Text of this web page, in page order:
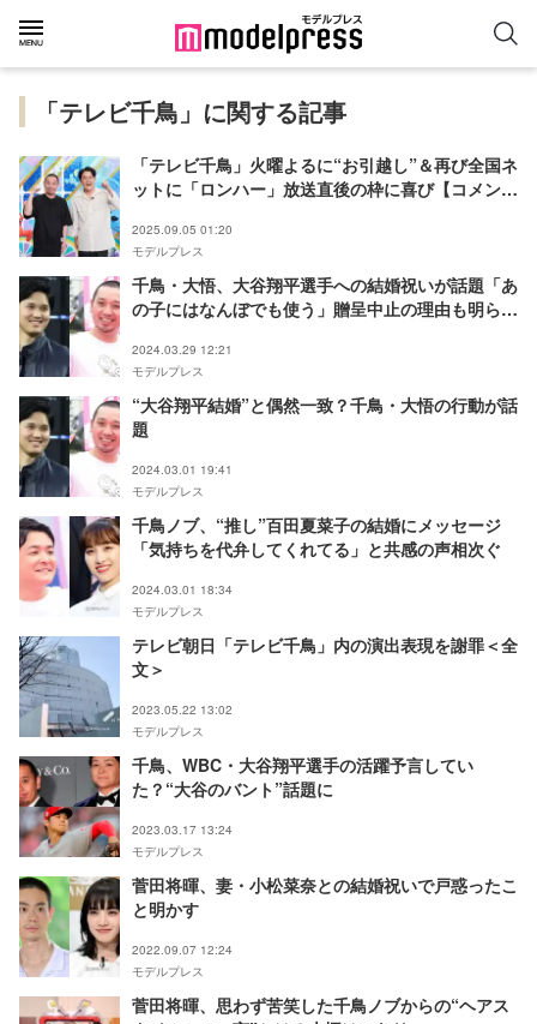
「テレビ千鳥」に関する記事
「テレビ千鳥」火曜よるに“お引越し”＆再び全国ネ
ットに「ロンハー」放送直後の枠に喜び【コメン
2025.09.05 01:20
モデルプレス
千鳥・大悟、大谷翔平選手への結婚祝いが話題「あ
の子にはなんぼでも使う」贈呈中止の理由も明らか
2024.03.29 12:21
モデルプレス
“大谷翔平結婚”と偶然一致？千鳥・大悟の行動が話
題
2024.03.01 19:41
モデルプレス
千鳥ノブ、“推し”百田夏菜子の結婚にメッセージ
「気持ちを代弁してくれてる」と共感の声相次ぐ
2024.03.01 18:34
モデルプレス
テレビ朝日「テレビ千鳥」内の演出表現を謝罪＜全
文＞
2023.05.22 13:02
モデルプレス
千鳥、WBC・大谷翔平選手の活躍予言してい
た？“大谷のバント”話題に
2023.03.17 13:24
モデルプレス
菅田将暉、妻・小松菜奈との結婚祝いで戸惑ったこ
と明かす
2022.09.07 12:24
モデルプレス
菅田将暉、思わず苦笑した千鳥ノブからの“ヘアス